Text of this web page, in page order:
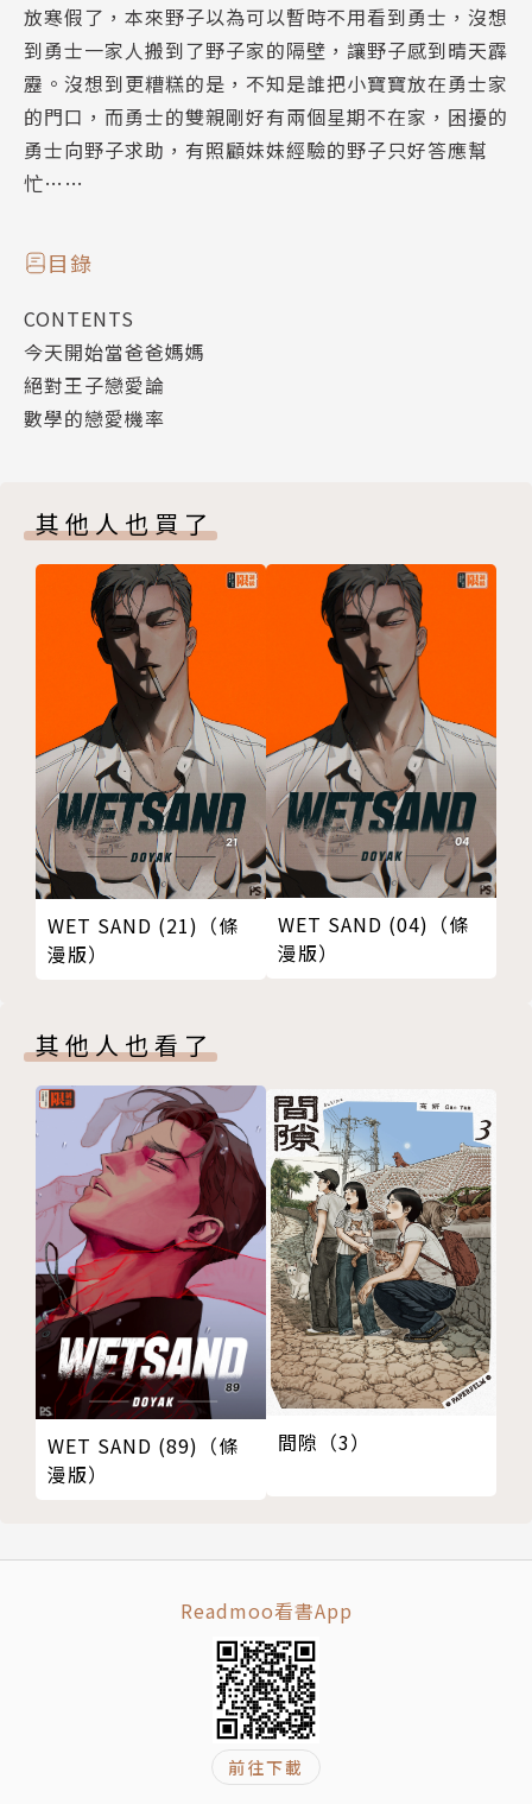
放寒假了，本來野子以為可以暫時不用看到勇士，沒想
到勇士一家人搬到了野子家的隔壁，讓野子感到晴天霹
靂。沒想到更糟糕的是，不知是誰把小寶寶放在勇士家
的門口，而勇士的雙親剛好有兩個星期不在家，困擾的
勇士向野子求助，有照顧妹妹經驗的野子只好答應幫
忙……
目錄
CONTENTS
今天開始當爸爸媽媽
絕對王子戀愛論
數學的戀愛機率
其他人也買了
WET SAND (21)（條
漫版）
WET SAND (04)（條
漫版）
其他人也看了
WET SAND (89)（條
漫版）
間隙（3）
Readmoo看書App
前往下載